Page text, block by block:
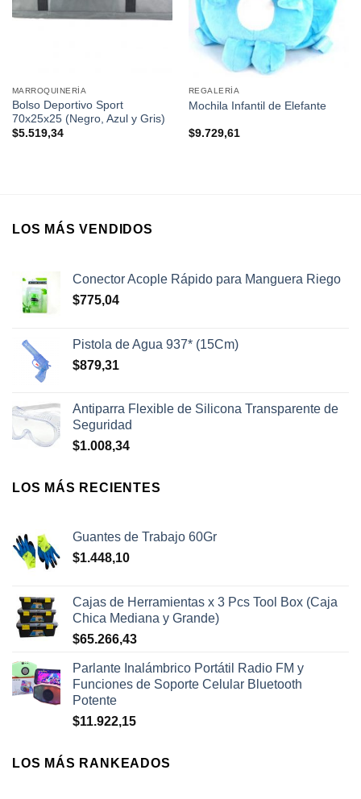
MARROQUINERÍA
Bolso Deportivo Sport
70x25x25 (Negro, Azul y Gris)
$5.519,34
REGALERÍA
Mochila Infantil de Elefante
$9.729,61
LOS MÁS VENDIDOS
Conector Acople Rápido para Manguera Riego
$775,04
Pistola de Agua 937* (15Cm)
$879,31
Antiparra Flexible de Silicona Transparente de
Seguridad
$1.008,34
LOS MÁS RECIENTES
Guantes de Trabajo 60Gr
$1.448,10
Cajas de Herramientas x 3 Pcs Tool Box (Caja
Chica Mediana y Grande)
$65.266,43
Parlante Inalámbrico Portátil Radio FM y
Funciones de Soporte Celular Bluetooth
Potente
$11.922,15
LOS MÁS RANKEADOS